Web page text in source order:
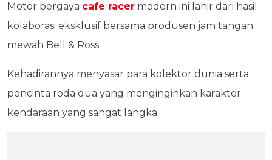
Motor bergaya cafe racer modern ini lahir dari hasil
kolaborasi eksklusif bersama produsen jam tangan
mewah Bell & Ross.
Kehadirannya menyasar para kolektor dunia serta
pencinta roda dua yang menginginkan karakter
kendaraan yang sangat langka.